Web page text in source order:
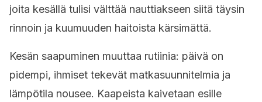
joita kesällä tulisi välttää nauttiakseen siitä täysin
rinnoin ja kuumuuden haitoista kärsimättä.
Kesän saapuminen muuttaa rutiinia: päivä on
pidempi, ihmiset tekevät matkasuunnitelmia ja
lämpötila nousee. Kaapeista kaivetaan esille